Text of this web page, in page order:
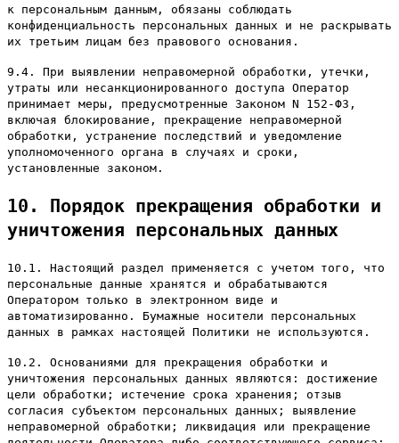
к персональным данным, обязаны соблюдать
конфиденциальность персональных данных и не раскрывать
их третьим лицам без правового основания.
9.4. При выявлении неправомерной обработки, утечки,
утраты или несанкционированного доступа Оператор
принимает меры, предусмотренные Законом N 152-ФЗ,
включая блокирование, прекращение неправомерной
обработки, устранение последствий и уведомление
уполномоченного органа в случаях и сроки,
установленные законом.
10. Порядок прекращения обработки и
уничтожения персональных данных
10.1. Настоящий раздел применяется с учетом того, что
персональные данные хранятся и обрабатываются
Оператором только в электронном виде и
автоматизированно. Бумажные носители персональных
данных в рамках настоящей Политики не используются.
10.2. Основаниями для прекращения обработки и
уничтожения персональных данных являются: достижение
цели обработки; истечение срока хранения; отзыв
согласия субъектом персональных данных; выявление
неправомерной обработки; ликвидация или прекращение